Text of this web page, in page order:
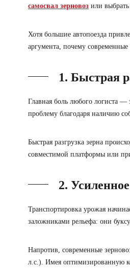
самосвал зерновоз или
Хотя большие автопоезда
аргумента, почему
1. Быстрая
Главная боль любого логиста —
проблему благодаря наличию
Быстрая разгрузка зерна
совместимой платформы или
2.
Транспортировка урожая
заложниками рельефа: они
Напротив, современные
л.с.). Имея оптимизированную